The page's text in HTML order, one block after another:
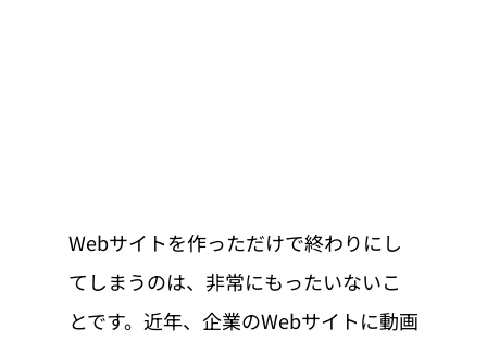
Webサイトを作っただけで終わりにし
てしまうのは、非常にもったいないこ
とです。近年、企業のWebサイトに動画